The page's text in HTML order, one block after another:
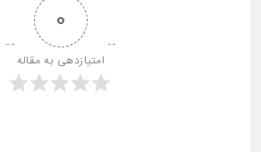
0
امتیازدهی به مقاله